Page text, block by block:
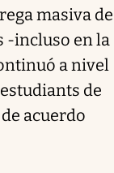
masiva de
-incluso en la
a nivel
de
acuerdo